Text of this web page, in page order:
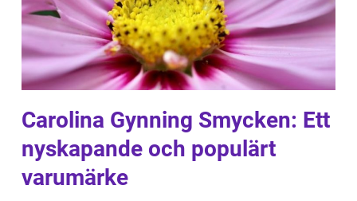
Carolina Gynning Smycken: Ett
nyskapande och populärt
varumärke